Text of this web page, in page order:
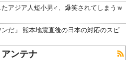
アジア人短小男♂、爆笑されてしまうｗ
だ」 熊本地震直後の日本の対応のスピ
ンテナ